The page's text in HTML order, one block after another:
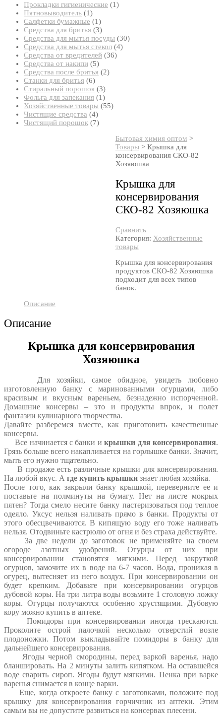
товар
Прокладки гигиенические 11
Пятновыводитель 11
товар
Салфетки бумажные 11
товар
Средства для бритья 33
товара
Средства для мытья посуды 3030
Средства для мытья стекол 44
Средства от вредителей 3636
Средства от накипи 55
товаров
Средства после бритья 22
Станки для бритья 66
товаров
Стиральный порошок 33
товара
Фольга для запекания 11
товар
Хозяйственные товары 5555
Чистящие средства 44
товара
Чистящий порошок 77
Бытовая химия оптом >
Товары> Крышка для
консервирования СКО-82
Хозяюшка
Крышка для
консервирования
СКО-82 Хозяюшка
Сравнить
Категория: Хозяйственные
товары
Крышка для консервирования
продуктов СКО-82 Хозяюшка
подходит для всех типов
банок.
Описание
Описание
Крышка для консервирования
Хозяюшка
Для хозяйки, самое обидное, увидеть любовно
изготовленную банку с маринованными огурцами, либо
красивым и вкусным вареньем, безнадежно испорченной.
Домашние консервы – это и продукты впрок, и полет
фантазии кулинарного творчества.
Давайте разберемся вместе, как приготовить качественные
консервы.
Все начинается с банки икрышки для консервирования.
Грязь больше всего накапливается на горлышке банки. Значит,
мыть его нужно тщательно.
В продаже есть различные крышки для консервирования.
На любой вкус. А где купить крышки знает любая хозяйка.
После того, как закрыли банку крышкой, переверните ее и
поставьте на полминуты на бумагу. Нет на листе мо­­­крых
пятен? Тогда смело несите банку пастеризоваться под теплое
одеяло. Уксус нельзя наливать прямо в банки. Продукты от
этого обесцвечиваются. В кипящую воду его тоже наливать
нельзя. Отодвиньте кастрюлю от огня и без страха действуйте.
За две недели до заготовок не применяйте на своем
огороде азотных удобрений. Огурцы от них при
консервировании становятся мягкими. Перед закруткой
огурцов, замочите их в воде на 6-7 часов. Вода, проникая в
огурец, вытесняет из него воздух. При консервировании он
будет крепким.
Добавьте при консервировании огурцов
дубовой коры. На три литра воды возьмите 1 столовую ложку
коры. Огурцы получаются особенно хрустящими. Дубовую
кору можно купить в аптеке.
Помидоры при консервировании иногда трескаются.
Проколите острой палочкой несколько отверстий возле
плодоножки. Потом выкладывайте помидоры в банку для
дальнейшего консервирования.
Ягоды черной смородины, перед варкой варенья, надо
бланшировать. На 2 минуты залить кипятком. На оставшейся
воде сварить сироп. Ягоды будут мягкими. Пенка при варке
варенья снимается в конце варки.
Еще, когда откроете банку с заготовками, положите под
крышку для консервирования горчичник из аптеки. Этим
самым вы не допустите развиться на консервах плесени.